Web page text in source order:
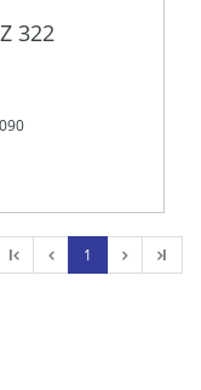
322
l 1 l